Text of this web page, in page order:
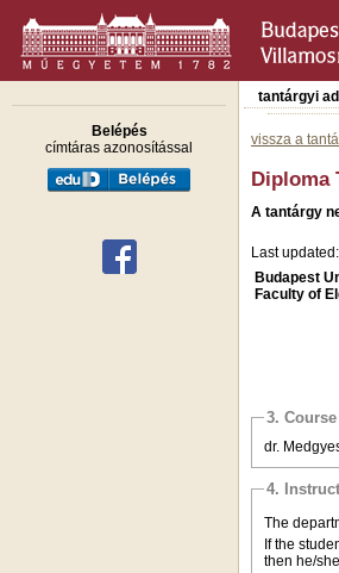
Belépés
címtáras azonosítással
tantárgyi
vissza a
Diploma
A tantárgy
Last
Budapest
Faculty of
3.
dr.
4.
The
If the
then he/